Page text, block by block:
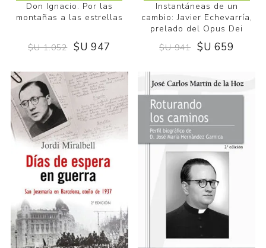
Don Ignacio. Por las
montañas a las estrellas
$U 1.052 $U 947
Instantáneas de un
cambio: Javier Echevarría,
prelado del Opus Dei
$U 941 $U 659